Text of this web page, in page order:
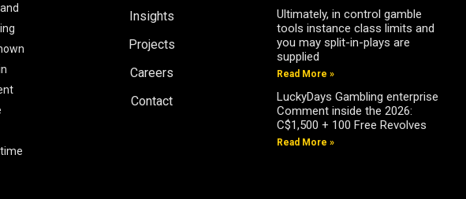
Insights
Projects
Careers
Contact
Ultimately, in control gamble
tools instance class limits and
you may split-in-plays are
supplied
Read More »
LuckyDays Gambling enterprise
Comment inside the 2026:
C$1,500 + 100 Free Revolves
Read More »